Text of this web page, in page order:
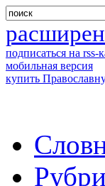
подписаться на rss-
мобильная версия
купить